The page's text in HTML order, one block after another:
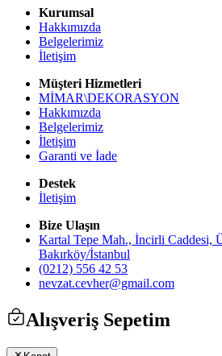
Kurumsal
Hakkımızda
Belgelerimiz
İletişim
Müşteri Hizmetleri
MİMAR\DEKORASYON
Hakkımızda
Belgelerimiz
İletişim
Garanti ve İade
Destek
İletişim
Bize Ulaşın
Kartal Tepe Mah., İncirli Caddesi,
Bakırköy/İstanbul
(0212) 556 42 53
nevzat.cevher@gmail.com
Alışveriş Sepetim